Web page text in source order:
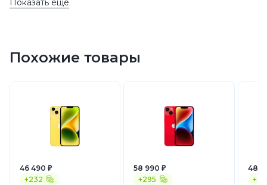
iPhone 14
Показать еще
Похожие товары
+232
46 490 ₽
+295
58 990 ₽ 48